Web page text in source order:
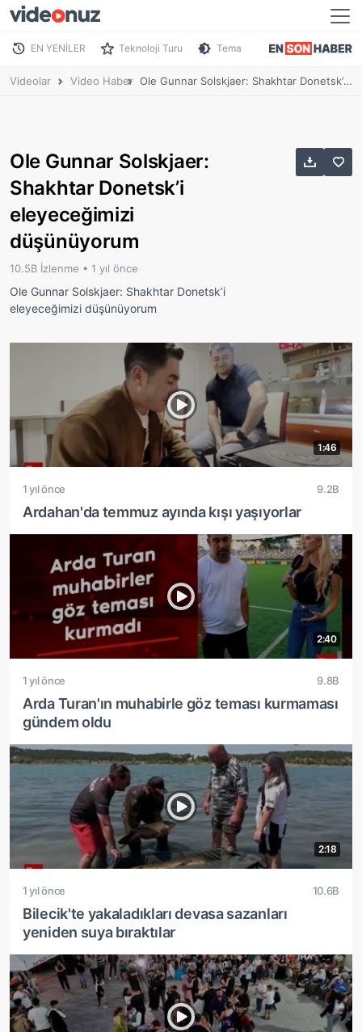
EN YENİLER Teknoloji Turu Tema
Videolar Video Haber Ole Gunnar Solskjaer: Shakhtar Donetsk’i eleyeceğimizi düşünüyorum
Ole Gunnar Solskjaer:
Shakhtar Donetsk’i
eleyeceğimizi
düşünüyorum
10.5B İzlenme • 1 yıl önce
Ole Gunnar Solskjaer: Shakhtar Donetsk’i
eleyeceğimizi düşünüyorum
1:46
1 yıl önce 9.2B
Ardahan'da temmuz ayında kışı yaşıyorlar
2:40
1 yıl önce 9.8B
Arda Turan'ın muhabirle göz teması kurmaması
gündem oldu
2:18
1 yıl önce 10.6B
Bilecik'te yakaladıkları devasa sazanları
yeniden suya bıraktılar